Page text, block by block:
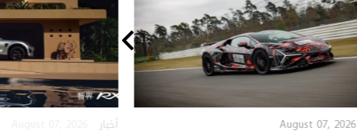
August 07, 2026 أخبار